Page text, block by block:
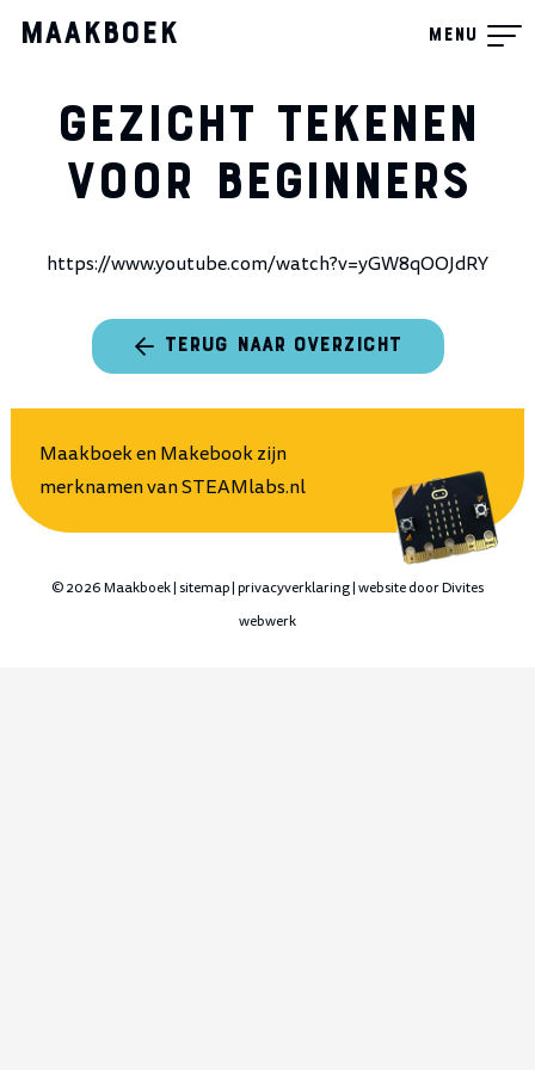
Maakboek Menu
Gezicht tekenen
voor beginners
https://www.youtube.com/watch?v=yGW8qOOJdRY
TERUG NAAR OVERZICHT
Maakboek en Makebook zijn
merknamen vanSTEAMlabs.nl
©2026 Maakboek |sitemap|privacyverklaring| website doorDivites
webwerk